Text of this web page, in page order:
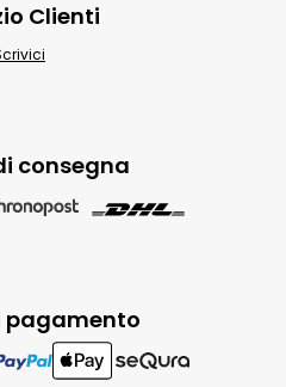
pagamento
consegna
Clienti